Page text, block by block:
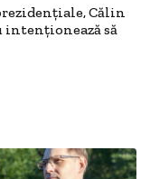
Călin
intenționează să